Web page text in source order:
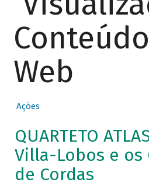
Web
Ações
QUARTETO
Villa-Lobos e
de Cordas